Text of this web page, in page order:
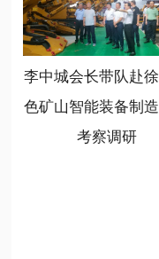
李中城会长带队赴
色矿山智能装备制
考察调研